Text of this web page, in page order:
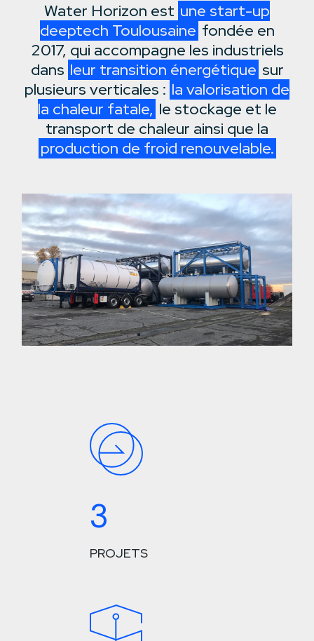
Water Horizon est une start-up
deeptech Toulousaine fondée en
2017, qui accompagne les industriels
dans leur transition énergétique sur
plusieurs verticales : la valorisation de
la chaleur fatale, le stockage et le
transport de chaleur ainsi que la
production de froid renouvelable.
3
PROJETS